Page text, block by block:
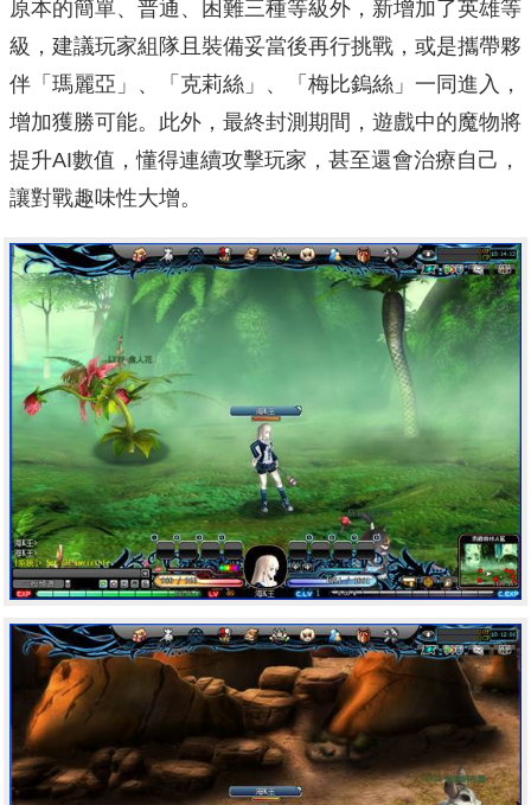
原本的簡單、普通、困難三種等級外，新增加了英雄等
級，建議玩家組隊且裝備妥當後再行挑戰，或是攜帶夥
伴「瑪麗亞」、「克莉絲」、「梅比鎢絲」一同進入，
增加獲勝可能。此外，最終封測期間，遊戲中的魔物將
提升AI數值，懂得連續攻擊玩家，甚至還會治療自己，
讓對戰趣味性大增。